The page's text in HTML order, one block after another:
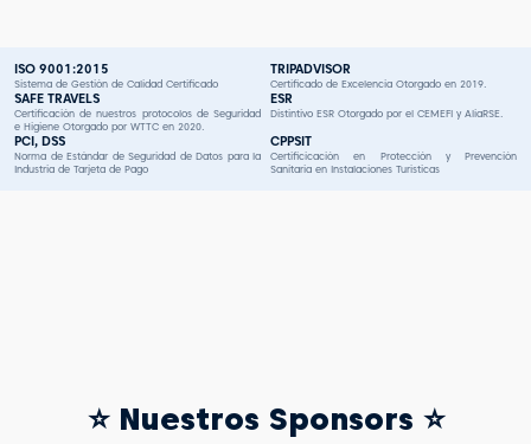
ISO 9001:2015
Sistema de Gestión de Calidad Certificado
TRIPADVISOR
Certificado de Excelencia Otorgado en 2019.
SAFE TRAVELS
Certificación de nuestros protocolos de Seguridad
e Higiene Otorgado por WTTC en 2020.
ESR
Distintivo ESR Otorgado por el CEMEFI y AliaRSE.
PCI, DSS
Norma de Estándar de Seguridad de Datos para la
Industria de Tarjeta de Pago
CPPSIT
Certificicación en Protección y Prevención
Sanitaria en Instalaciones Turísticas
⭐ Nuestros Sponsors ⭐